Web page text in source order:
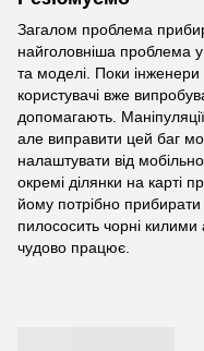
Загалом проблема
найголовніша проблема
та моделі. Поки
користувачі вже
допомагають.
але виправити цей баг
налаштувати від
окремі ділянки на карті
йому потрібно
пилососить чорні
чудово працює.